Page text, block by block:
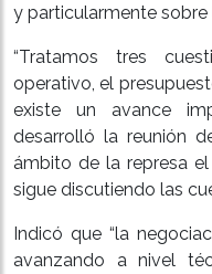
y particularmente sobre
“Tratamos tres
operativo, el
existe un avance
desarrolló la reunión
ámbito de la represa
sigue discutiendo las
Indicó que “la
avanzando a nivel